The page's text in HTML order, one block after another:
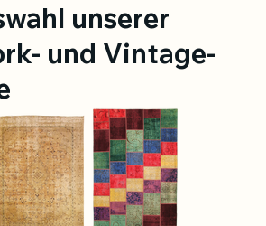
unserer
und Vintage-